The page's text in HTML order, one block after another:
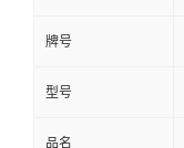
牌号
型号
品名